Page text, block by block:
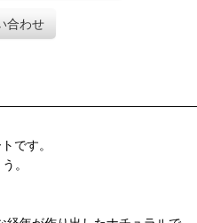
合わせ
です。
。